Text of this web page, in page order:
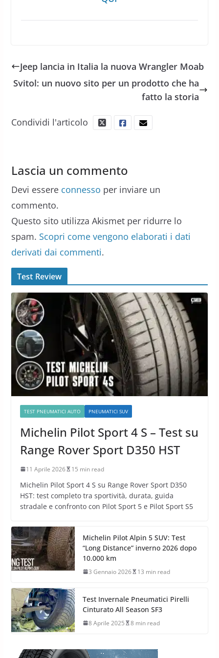
Jeep lancia in Italia la nuova Wrangler Moab
Svitol: un nuovo sito per un prodotto che ha
fatto la storia
Condividi l'articolo
Lascia un commento
Devi essere connesso per inviare un
commento.
Questo sito utilizza Akismet per ridurre lo
spam. Scopri come vengono elaborati i dati
derivati dai commenti.
Test Review
TEST PNEUMATICI AUTO PNEUMATICI SUV
Michelin Pilot Sport 4 S – Test su
Range Rover Sport D350 HST
11 Aprile 2026 15 min read
Michelin Pilot Sport 4 S su Range Rover Sport D350
HST: test completo tra sportività, durata, guida
stradale e confronto con Pilot Sport 5 e Pilot Sport S5
Michelin Pilot Alpin 5 SUV: Test
“Long Distance” inverno 2026 dopo
10.000 km
3 Gennaio 2026 13 min read
Test Invernale Pneumatici Pirelli
Cinturato All Season SF3
8 Aprile 2025 8 min read